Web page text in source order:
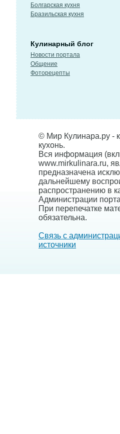
Болгарская кухня
Бразильская кухня
Кулинарный блог
Новости портала
Общение
Фоторецепты
© Мир Кулинара.ру -
кухонь.
Вся информация
www.mirkulinara.ru,
предназначена
дальнейшему
распространению в
Администрации
При перепечатке
обязательна.
Связь с
источники